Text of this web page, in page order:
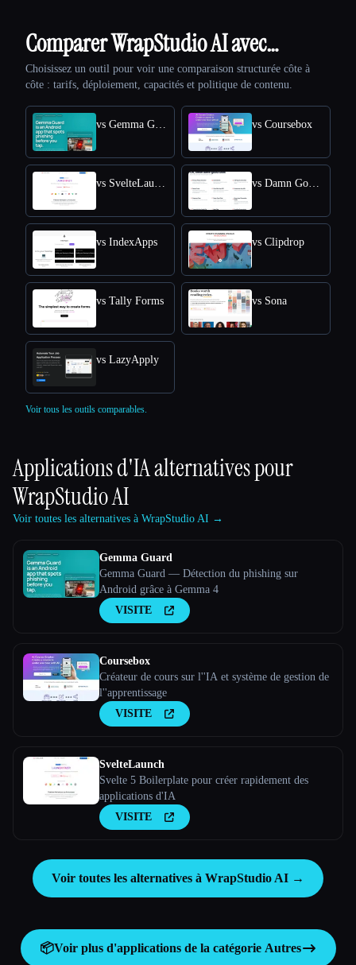
Comparer WrapStudio AI avec…
Choisissez un outil pour voir une comparaison structurée côte à
côte : tarifs, déploiement, capacités et politique de contenu.
vs Gemma Guard vs Coursebox
vs SvelteLaunch vs Damn Good Tools
vs IndexApps vs Clipdrop
vs Tally Forms vs Sona
vs LazyApply
Voir tous les outils comparables.
Applications d'IA alternatives pour
WrapStudio AI
Voir toutes les alternatives à WrapStudio AI →
Gemma Guard
Gemma Guard — Détection du phishing sur
Android grâce à Gemma 4
VISITE
Coursebox
Créateur de cours sur l''IA et système de gestion de
l''apprentissage
VISITE
SvelteLaunch
Svelte 5 Boilerplate pour créer rapidement des
applications d'IA
VISITE
Voir toutes les alternatives à WrapStudio AI →
📦Voir plus d'applications de la catégorie Autres